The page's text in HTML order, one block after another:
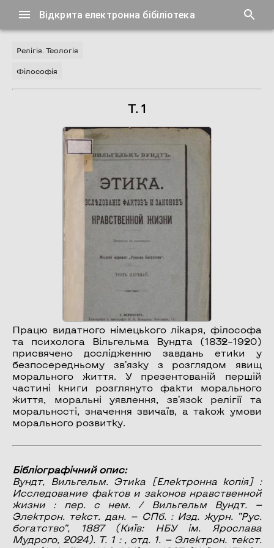
Відкрита електронна бібіліотека
Релігія. Теологія
Філософія
Т. 1
Працю видатного німецького лікаря, філософа
та психолога Вільгельма Вундта (1832–1920)
присвячено дослідженню завдань етики у
безпосередньому зв’язку з розглядом явищ
морального життя. У презентованій першій
частині книги розглянуто факти морального
життя, моральні уявлення, зв’язок релігії та
моральності, значення звичаїв, а також умови
морального розвитку.
Бібліографічний опис:
Вундт, Вильгельм. Этика [Електронна копія] :
Исследование фактов и законов нравственной
жизни : пер. с нем. / Вильгельм Вундт. —
Электрон. текст. дан. — СПб. : Изд. журн. ”Рус.
богатство”, 1887 (Київ: НБУ ім. Ярослава
Мудрого, 2024). Т. 1 : , отд. 1. — Электрон. текст.